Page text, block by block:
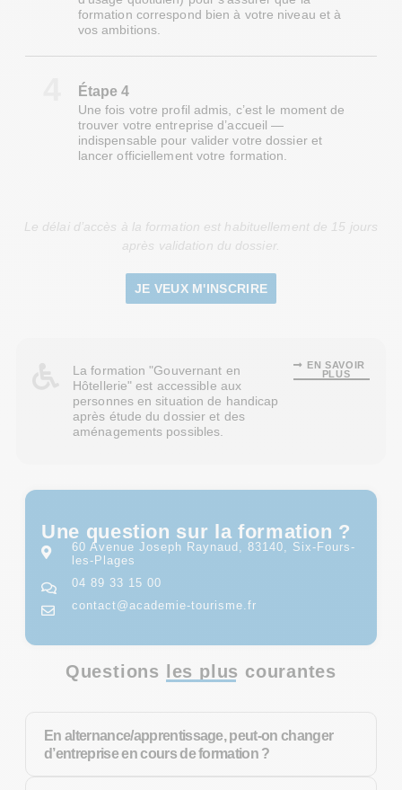
formation correspond bien à votre niveau et à
vos ambitions.
Étape 4
Une fois votre profil admis, c’est le moment de
trouver votre entreprise d’accueil —
indispensable pour valider votre dossier et
lancer officiellement votre formation.
Le délai d’accès à la formation est habituellement de 15 jours
après validation du dossier.
JE VEUX M'INSCRIRE
La formation "Gouvernant en
Hôtellerie" est accessible aux
personnes en situation de handicap
après étude du dossier et des
aménagements possibles.
EN SAVOIR
PLUS
Une question sur la formation ?
60 Avenue Joseph Raynaud, 83140, Six-Fours-
les-Plages
04 89 33 15 00
contact@academie-tourisme.fr
Questions les plus courantes
En alternance/apprentissage, peut-on changer
d’entreprise en cours de formation ?